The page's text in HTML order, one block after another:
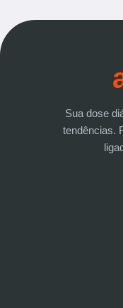
Sua dose
tendências.